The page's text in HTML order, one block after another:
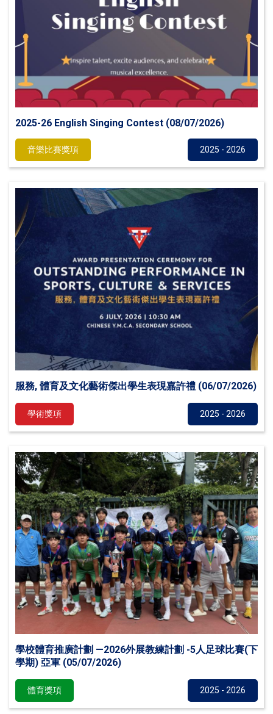
2025-26 English Singing Contest (08/07/2026)
音樂比賽獎項 2025 - 2026
服務, 體育及文化藝術傑出學生表現嘉許禮 (06/07/2026)
學術獎項 2025 - 2026
學校體育推廣計劃 —2026外展教練計劃 -5人足球比賽(下
學期) 亞軍 (05/07/2026)
體育獎項 2025 - 2026